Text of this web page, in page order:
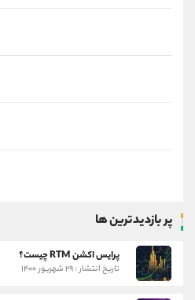
پر بازدیدترین ها
پرایس اکشن RTM چیست؟
تاریخ انتشار : ۲۹ شهریور ۱۴۰۰